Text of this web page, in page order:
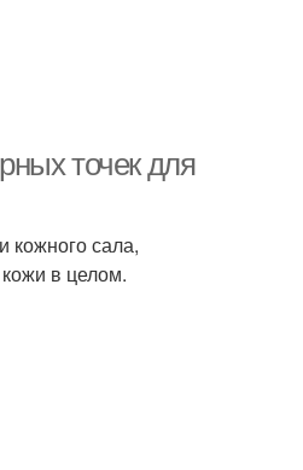
точек для
кожного сала,
в целом.